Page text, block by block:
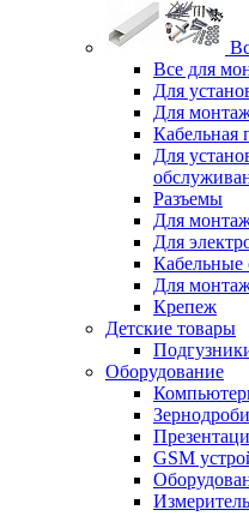
Все для
Для
Для
Кабельная
Для
Разъемы
Для
Для
Кабельные
Для
Крепеж
Детские товары
Оборудование
GSM